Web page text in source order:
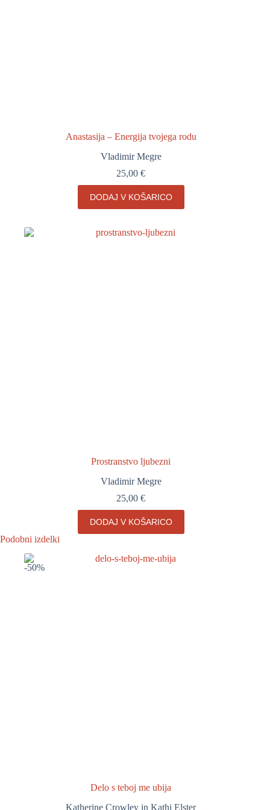
Anastasija – Energija tvojega rodu
Vladimir Megre
25,00€
DODAJ V KOŠARICO
Prostranstvo ljubezni
Vladimir Megre
25,00€
DODAJ V KOŠARICO
Podobni izdelki
-50%
Delo s teboj me ubija
Katherine Crowley in Kathi Elster